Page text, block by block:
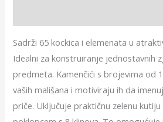
Sadrži 65 kockica i elemenata u
Idealni za konstruiranje jednostavnih
predmeta. Kamenčići s brojevima od
vaših mališana i motiviraju ih da
priče. Uključuje praktičnu zelenu